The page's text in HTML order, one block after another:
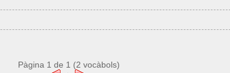
Pàgina 1 de 1 (2 vocàbols)